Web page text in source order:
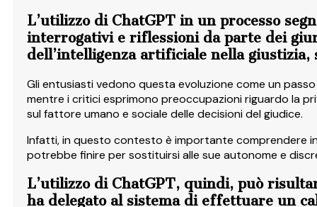
L’utilizzo di ChatGPT in un processo
interrogativi e riflessioni da parte dei
dell’intelligenza artificiale nella giustizia,
Gli entusiasti vedono questa evoluzione come un
mentre i critici esprimono preoccupazioni riguardo la
sul fattore umano e sociale delle decisioni del giudice.
Infatti, in questo contesto è importante comprendere in
potrebbe finire per sostituirsi alle sue autonome e
L’utilizzo di ChatGPT, quindi, può
ha delegato al sistema di effettuare un